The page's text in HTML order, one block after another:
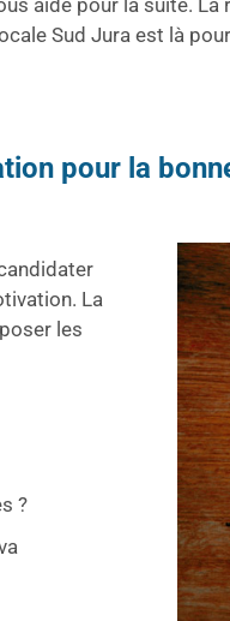
aide pour la suite.
Sud Jura est là
pour la
La
les
?